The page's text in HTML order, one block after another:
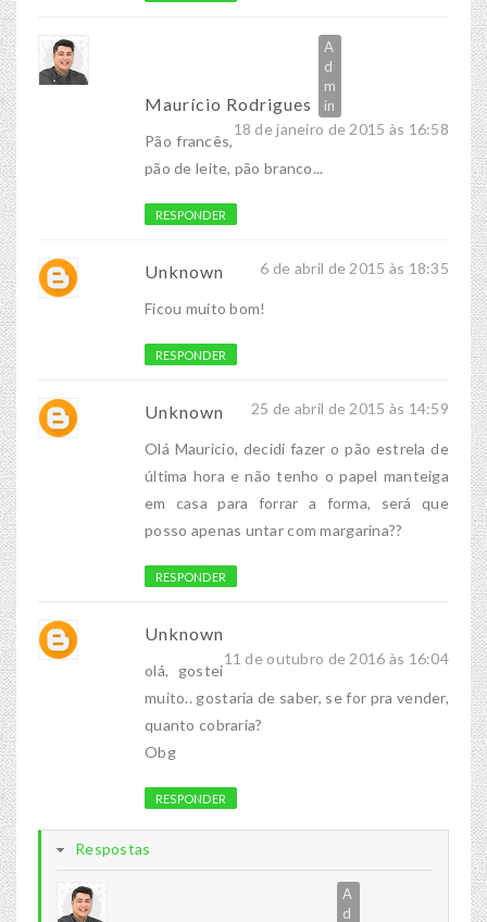
Maurício Rodrigues
18 de janeiro de 2015 às 16:58
Pão francês,
pão de leite, pão branco...
RESPONDER
Unknown 6 de abril de 2015 às 18:35
Ficou muito bom!
RESPONDER
Unknown 25 de abril de 2015 às 14:59
Olá Mauricio, decidi fazer o pão estrela de
última hora e não tenho o papel manteiga
em casa para forrar a forma, será que
posso apenas untar com margarina??
RESPONDER
Unknown
11 de outubro de 2016 às 16:04
olá, gostei
muito.. gostaria de saber, se for pra vender,
quanto cobraria?
Obg
RESPONDER
Respostas